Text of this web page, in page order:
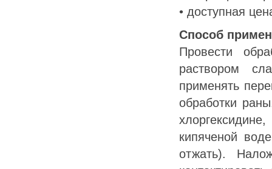
• доступная
Способ
Провести
раствором
применять
обработки
кипяченой
отжать).